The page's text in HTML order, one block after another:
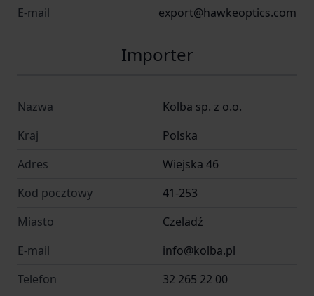
E-mail
export@hawkeoptics.com
Importer
Nazwa
Kolba sp. z o.o.
Kraj
Polska
Adres
Wiejska 46
Kod pocztowy
41-253
Miasto
Czeladź
E-mail
info@kolba.pl
Telefon
32 265 22 00